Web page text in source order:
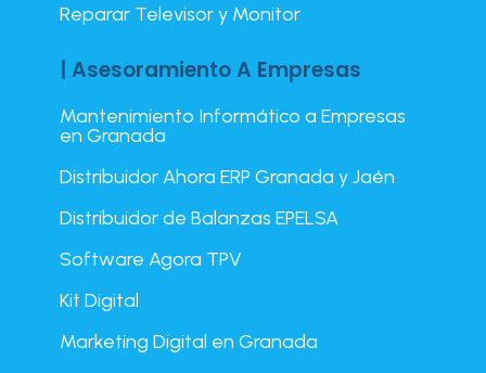
Reparar Televisor y Monitor
| Asesoramiento A Empresas
Mantenimiento Informático a Empresas
en Granada
Distribuidor Ahora ERP Granada y Jaén
Distribuidor de Balanzas EPELSA
Software Agora TPV
Kit Digital
Marketing Digital en Granada